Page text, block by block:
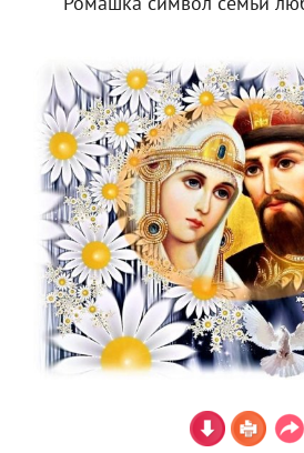
Ромашка символ семьи